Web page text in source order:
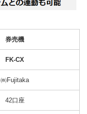
券売機
FK-CX
㈱Fujitaka
42口座